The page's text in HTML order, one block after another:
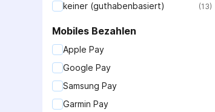
keiner (guthabenbasiert) (13)
Mobiles Bezahlen
Apple Pay
Google Pay
Samsung Pay
Garmin Pay